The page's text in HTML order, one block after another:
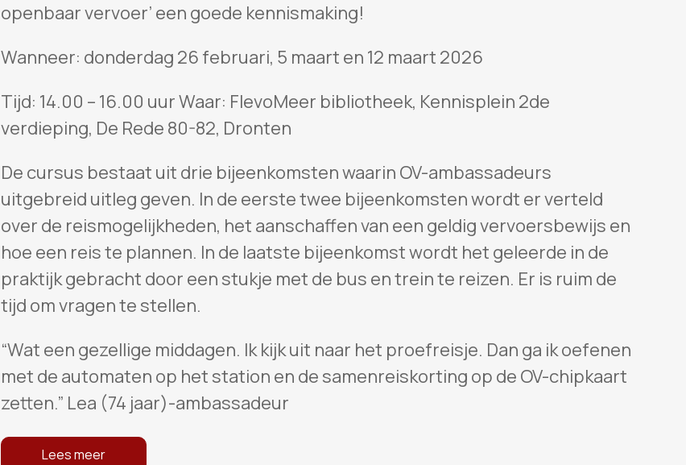
openbaar vervoer’ een goede kennismaking!
Wanneer: donderdag 26 februari, 5 maart en 12 maart 2026
Tijd: 14.00 – 16.00 uur Waar: FlevoMeer bibliotheek, Kennisplein 2de
verdieping, De Rede 80-82, Dronten
De cursus bestaat uit drie bijeenkomsten waarin OV-ambassadeurs
uitgebreid uitleg geven. In de eerste twee bijeenkomsten wordt er verteld
over de reismogelijkheden, het aanschaffen van een geldig vervoersbewijs en
hoe een reis te plannen. In de laatste bijeenkomst wordt het geleerde in de
praktijk gebracht door een stukje met de bus en trein te reizen. Er is ruim de
tijd om vragen te stellen.
“Wat een gezellige middagen. Ik kijk uit naar het proefreisje. Dan ga ik oefenen
met de automaten op het station en de samenreiskorting op de OV-chipkaart
zetten.” Lea (74 jaar)-ambassadeur
Lees meer